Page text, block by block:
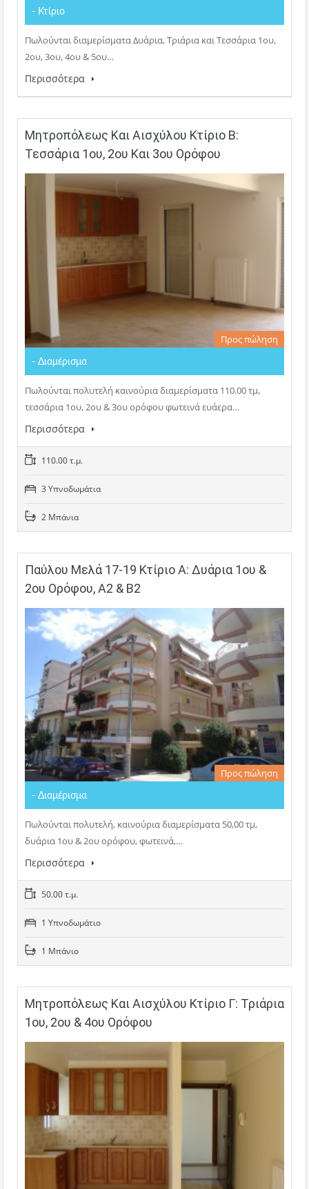
- Κτίριο
Πωλούνται διαμερίσματα Δυάρια, Τριάρια και Τεσσάρια 1ου,
2ου, 3ου, 4ου & 5ου…
Περισσότερα
Μητροπόλεως Και Αισχύλου Κτίριο Β:
Τεσσάρια 1ου, 2ου Και 3ου Ορόφου
Προς πώληση
- Διαμέρισμα
Πωλούνται πολυτελή καινούρια διαμερίσματα 110.00 τμ,
τεσσάρια 1ου, 2ου & 3ου ορόφου φωτεινά ευάερα…
Περισσότερα
110.00 τ.μ.
3 Υπνοδωμάτια
2 Μπάνια
Παύλου Μελά 17-19 Κτίριο Α: Δυάρια 1ου &
2ου Ορόφου, Α2 & Β2
Προς πώληση
- Διαμέρισμα
Πωλούνται πολυτελή, καινούρια διαμερίσματα 50,00 τμ,
δυάρια 1ου & 2ου ορόφου, φωτεινά,…
Περισσότερα
50.00 τ.μ.
1 Υπνοδωμάτιο
1 Μπάνιο
Μητροπόλεως Και Αισχύλου Κτίριο Γ: Τριάρια
1ου, 2ου & 4ου Ορόφου